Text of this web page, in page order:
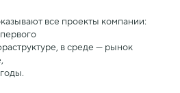
все проекты компании:
в среде — рынок